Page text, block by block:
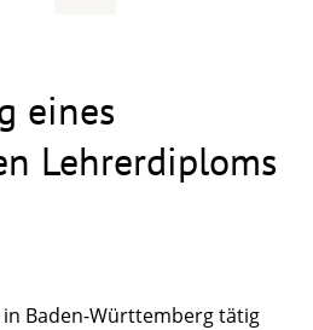
eines
Lehrerdiploms
Baden-Württemberg tätig